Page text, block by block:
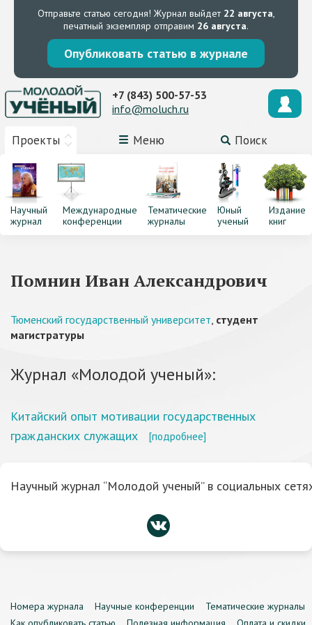
Отправьте статью сегодня! Журнал выйдет 22 августа,
печатный экземпляр отправим 26 августа.
Опубликовать статью в журнале
Проекты Меню Поиск
+7 (843) 500-57-53
info@moluch.ru
Научный
журнал
Международные
конференции
Тематические
журналы
Юный
ученый
Издание
книг
Помнин Иван Александрович
Тюменский государственный университет, студент
магистратуры
Журнал «Молодой ученый»:
Китайский опыт мотивации государственных
гражданских служащих
[подробнее]
Научный журнал “Молодой ученый” в социальных
Номера журнала Научные конференции
Тематические журналы